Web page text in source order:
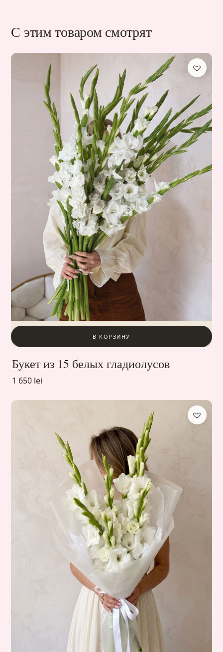
С этим товаром смотрят
В КОРЗИНУ
Букет из 15 белых гладиолусов
1 650 lei